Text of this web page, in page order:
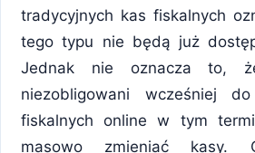
tradycyjnych kas fiskalnych
tego typu nie będą już
Jednak nie oznacza to,
niezobligowani wcześniej
fiskalnych online w tym
masowo zmieniać kasy.